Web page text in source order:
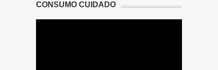
CONSUMO CUIDADO